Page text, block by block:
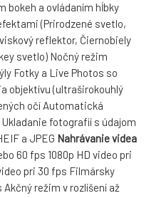
bokeh a ovládaním hĺbky
(Prirodzené svetlo,
reflektor, Čiernobiely
svetlo) Nočný režim
Fotky a Live Photos so
objektívu (ultraširokouhlý
očí Automatická
fotografií s údajom
a JPEG Nahrávanie videa
60 fps 1080p HD video pri
pri 30 fps Filmársky
režim v rozlíšení až